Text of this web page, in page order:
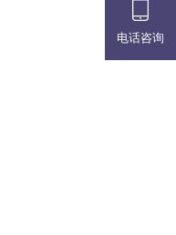
电话咨询